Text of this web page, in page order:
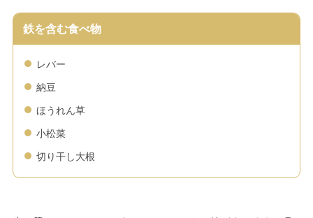
鉄を含む食べ物
レバー
納豆
ほうれん草
小松菜
切り干し大根